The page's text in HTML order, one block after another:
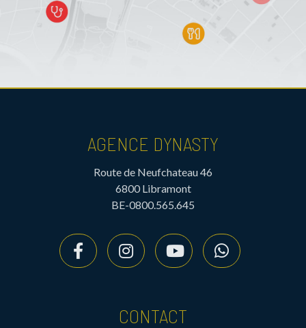
AGENCE DYNASTY
Route de Neufchateau 46
6800 Libramont
BE-0800.565.645
CONTACT